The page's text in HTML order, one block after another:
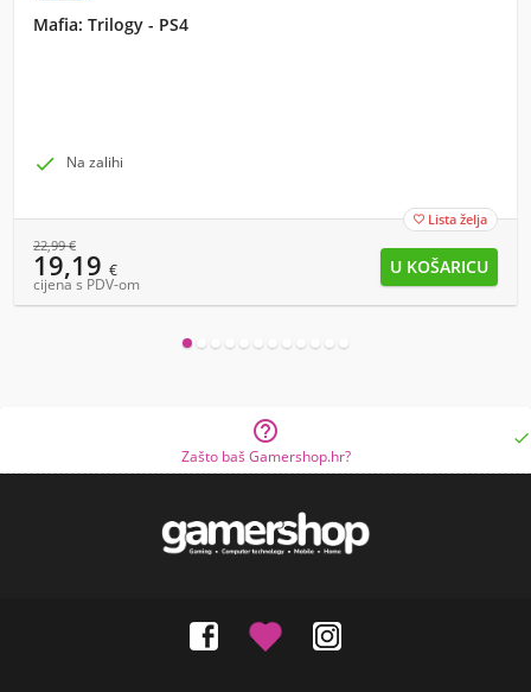
Mafia: Trilogy - PS4
 Na zalihi
 Lista želja
22,99€
19,19 €
cijena s PDV-om

Zašto baš Gamershop.hr?
